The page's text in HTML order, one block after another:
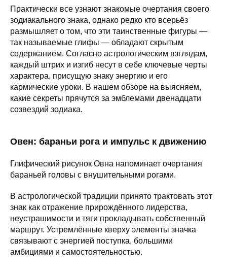
Практически все узнают знакомые очертания своего
зодиакального знака, однако редко кто всерьёз
размышляет о том, что эти таинственные фигуры —
так называемые глифы — обладают скрытым
содержанием. Согласно астрологическим взглядам,
каждый штрих и изгиб несут в себе ключевые черты
характера, присущую знаку энергию и его
кармические уроки. В нашем обзоре на выясняем,
какие секреты прячутся за эмблемами двенадцати
созвездий зодиака.
Овен: бараньи рога и импульс к движению
Глифический рисунок Овна напоминает очертания
бараньей головы с внушительными рогами.
В астрологической традиции принято трактовать этот
знак как отражение прирождённого лидерства,
неустрашимости и тяги прокладывать собственный
маршрут. Устремлённые кверху элементы значка
связывают с энергией поступка, большими
амбициями и самостоятельностью.